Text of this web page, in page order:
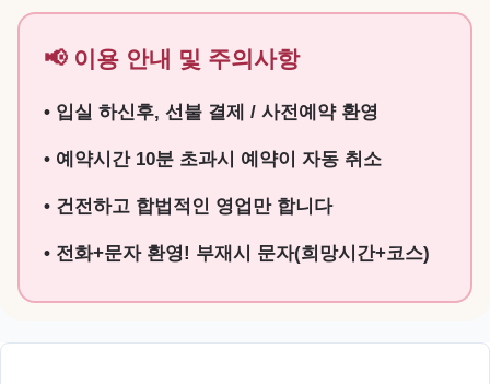
📢 이용 안내 및 주의사항
• 입실 하신후, 선불 결제 / 사전예약 환영
• 예약시간 10분 초과시 예약이 자동 취소
• 건전하고 합법적인 영업만 합니다
• 전화+문자 환영! 부재시 문자(희망시간+코스)